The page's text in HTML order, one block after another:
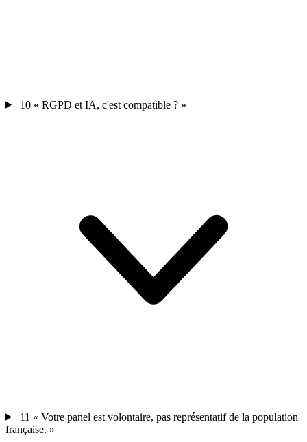
10 « RGPD et IA, c'est compatible ? »
11 « Votre panel est volontaire, pas représentatif de la population
française. »